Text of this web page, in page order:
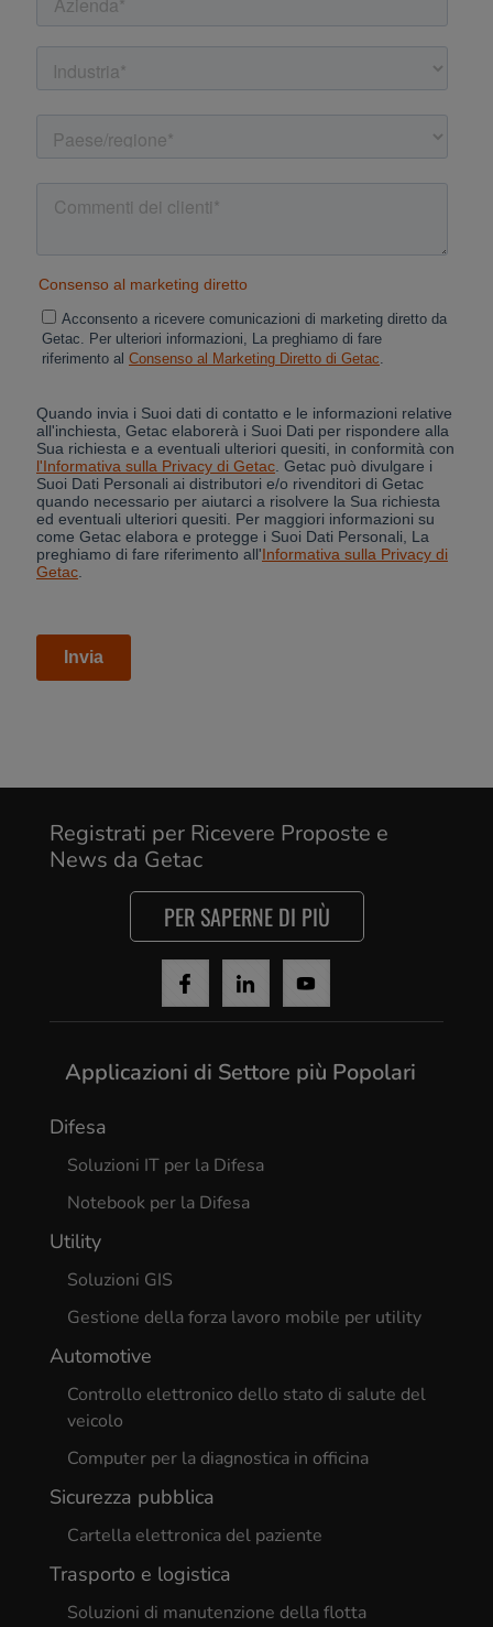
Registrati per Ricevere Proposte e
News da Getac
PER SAPERNE DI PIÙ
Applicazioni di Settore più Popolari
Difesa
Soluzioni IT per la Difesa
Notebook per la Difesa
Utility
Soluzioni GIS
Gestione della forza lavoro mobile per utility
Automotive
Controllo elettronico dello stato di salute del
veicolo
Computer per la diagnostica in officina
Sicurezza pubblica
Cartella elettronica del paziente
Trasporto e logistica
Soluzioni di manutenzione della flotta